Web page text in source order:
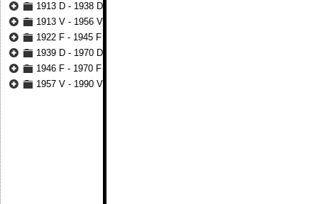
1913 D - 1938 D
1913 V - 1956 V
1922 F - 1945 F
1939 D - 1970 D
1946 F - 1970 F
1957 V - 1990 V